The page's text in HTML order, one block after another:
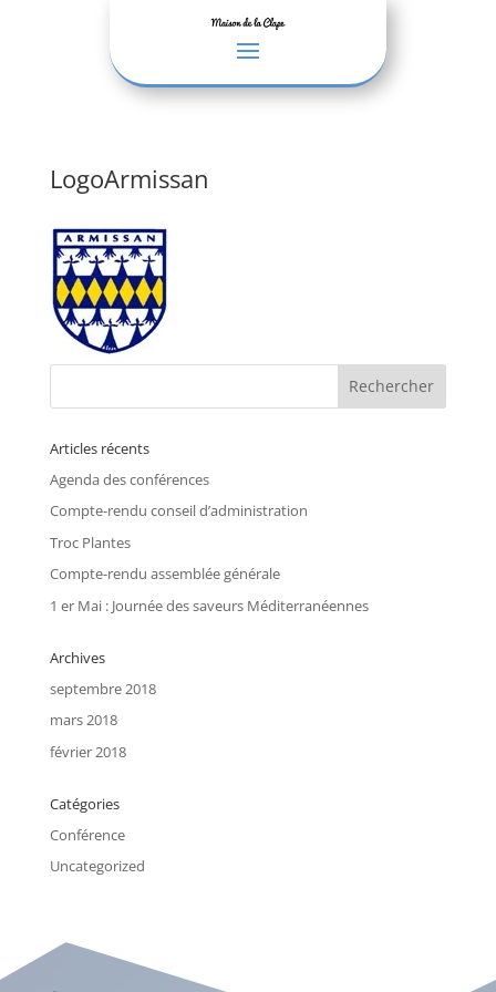
LogoArmissan
Articles récents
Agenda des conférences
Compte-rendu conseil d’administration
Troc Plantes
Compte-rendu assemblée générale
1 er Mai : Journée des saveurs Méditerranéennes
Archives
septembre 2018
mars 2018
février 2018
Catégories
Conférence
Uncategorized